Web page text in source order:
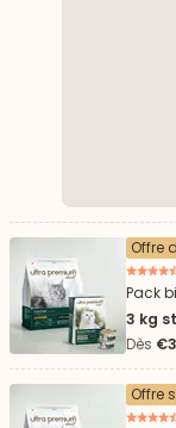
Offre
Pack
3 kg
Dès
Offre